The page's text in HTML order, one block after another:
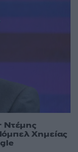
Ντέμης
Χημείας